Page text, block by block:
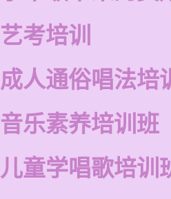
考培训
人通俗唱法培
乐素养培训班
童学唱歌培训